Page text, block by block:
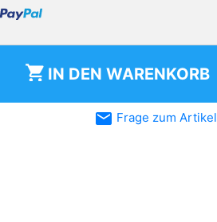
shopping_cart IN DEN WARENKORB
email Frage zum Artikel